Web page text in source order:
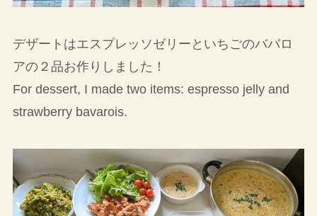
デザートはエスプレッソゼリーといちごのババロ
アの２品お作りしました！
For dessert, I made two items: espresso jelly and
strawberry bavarois.